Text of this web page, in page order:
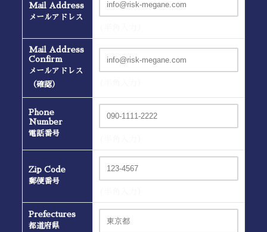
Mail Address
メールアドレス
Mail Address
Confirm
メールアドレス
（確認）
Phone
Number
電話番号
Zip Code
郵便番号
Prefectures
都道府県